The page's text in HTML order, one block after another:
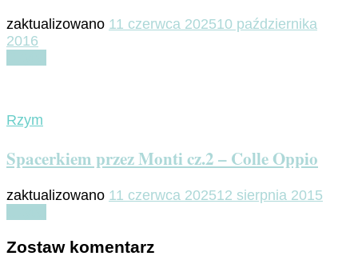
zaktualizowano 11 czerwca 202510 października
2016
Rzym
Spacerkiem przez Monti cz.2 – Colle Oppio
zaktualizowano 11 czerwca 202512 sierpnia 2015
Zostaw komentarz